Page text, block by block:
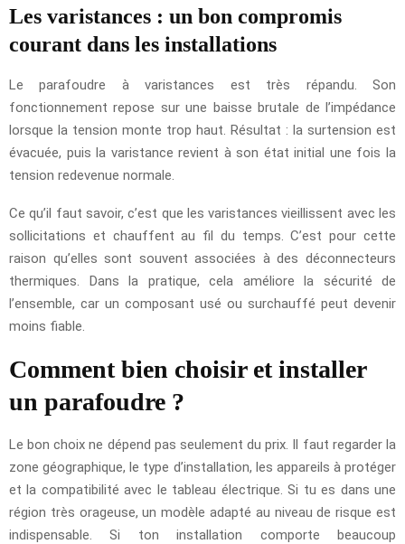
Les varistances : un bon compromis
courant dans les installations
Le parafoudre à varistances est très répandu. Son
fonctionnement repose sur une baisse brutale de l’impédance
lorsque la tension monte trop haut. Résultat : la surtension est
évacuée, puis la varistance revient à son état initial une fois la
tension redevenue normale.
Ce qu’il faut savoir, c’est que les varistances vieillissent avec les
sollicitations et chauffent au fil du temps. C’est pour cette
raison qu’elles sont souvent associées à des déconnecteurs
thermiques. Dans la pratique, cela améliore la sécurité de
l’ensemble, car un composant usé ou surchauffé peut devenir
moins fiable.
Comment bien choisir et installer
un parafoudre ?
Le bon choix ne dépend pas seulement du prix. Il faut regarder la
zone géographique, le type d’installation, les appareils à protéger
et la compatibilité avec le tableau électrique. Si tu es dans une
région très orageuse, un modèle adapté au niveau de risque est
indispensable. Si ton installation comporte beaucoup